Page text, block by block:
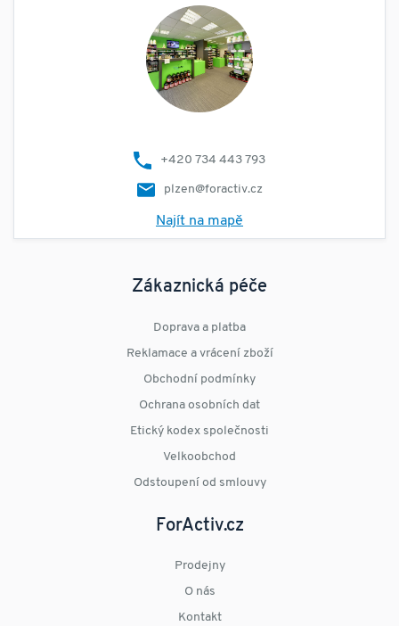
+420 734 443 793
plzen@foractiv.cz
Najít na mapě
Zákaznická péče
Doprava a platba
Reklamace a vrácení zboží
Obchodní podmínky
Ochrana osobních dat
Etický kodex společnosti
Velkoobchod
Odstoupení od smlouvy
ForActiv.cz
Prodejny
O nás
Kontakt